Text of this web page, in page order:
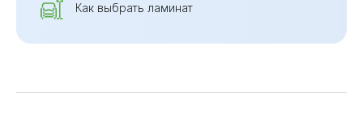
Как выбрать ламинат